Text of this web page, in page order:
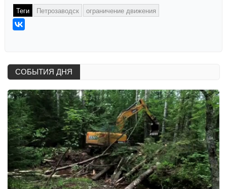
Теги Петрозаводск ограничение движения
СОБЫТИЯ ДНЯ